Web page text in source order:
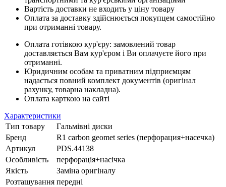
Вартість доставки не входить у ціну товару
Оплата за доставку здійснюється покупцем самостійно
при отриманні товару.
Оплата готівкою кур'єру: замовлений товар
доставляється Вам кур'єром і Ви оплачуєте його при
отриманні.
Юридичним особам та приватним підприємцям
надається повний комплект документів (оригінал
рахунку, товарна накладна).
Оплата карткою на сайті
Характеристики
Тип товару
Гальмівні диски
Бренд
R1 carbon geomet series (перфорация+насечка)
Артикул
PDS.44138
Особливість
перфорація+насічка
Якість
Заміна оригіналу
Розташування передні